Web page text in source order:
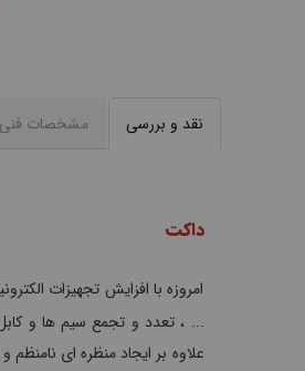
نقد و بررسی مشخصات فنی
داکت
امروزه با افزایش تجهیزات
... ، تعدد و تجمع سیم ها و
علاوه بر ایجاد منظره ای